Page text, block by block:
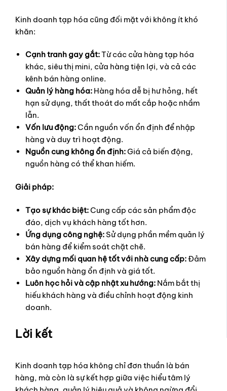
Kinh doanh tạp hóa cũng đối mặt với không ít khó
khăn:
Cạnh tranh gay gắt:Từ các cửa hàng tạp hóa
khác, siêu thị mini, cửa hàng tiện lợi, và cả các
kênh bán hàng online.
Quản lý hàng hóa: Hàng hóa dễ bị hư hỏng, hết
hạn sử dụng, thất thoát do mất cắp hoặc nhầm
lẫn.
Vốn lưu động:Cần nguồn vốn ổn định để nhập
hàng và duy trì hoạt động.
Nguồn cung không ổn định:Giá cả biến động,
nguồn hàng có thể khan hiếm.
Giải pháp:
Tạo sự khác biệt:Cung cấp các sản phẩm độc
đáo, dịch vụ khách hàng tốt hơn.
Ứng dụng công nghệ: Sử dụng phần mềm quản lý
bán hàng để kiểm soát chặt chẽ.
Xây dựng mối quan hệ tốt với nhà cung cấp:Đảm
bảo nguồn hàng ổn định và giá tốt.
Luôn học hỏi và cập nhật xu hướng: Nắm bắt thị
hiếu khách hàng và điều chỉnh hoạt động kinh
doanh.
Lời kết
Kinh doanh tạp hóa không chỉ đơn thuần là bán
hàng, mà còn là sự kết hợp giữa việc hiểu tâm lý